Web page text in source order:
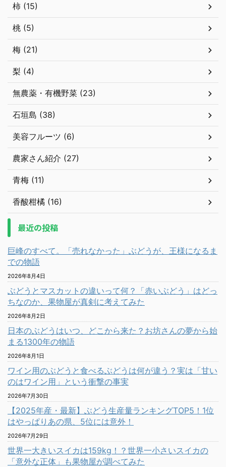
柿 (15)
桃 (5)
梅 (21)
梨 (4)
無農薬・有機野菜 (23)
石垣島 (38)
美容フルーツ (6)
農家さん紹介 (27)
青梅 (11)
香酸柑橘 (16)
最近の投稿
巨峰のすべて。「売れなかった」ぶどうが、王様になるま
での物語
2026年8月4日
ぶどうとマスカットの違いって何？「赤いぶどう」はどっ
ちなのか、果物屋が真剣に考えてみた
2026年8月2日
日本のぶどうはいつ、どこから来た？お坊さんの夢から始
まる1300年の物語
2026年8月1日
ワイン用のぶどうと食べるぶどうは何が違う？実は「甘い
のはワイン用」という衝撃の事実
2026年7月30日
【2025年産・最新】ぶどう生産量ランキングTOP5！1位
はやっぱりあの県、5位には意外！
2026年7月29日
世界一大きいスイカは159kg！？世界一小さいスイカの
「意外な正体」も果物屋が調べてみた